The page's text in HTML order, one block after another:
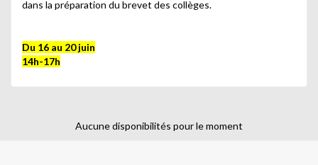
dans la préparation du brevet des collèges.
Du 16 au 20 juin
14h-17h
Aucune disponibilités pour le moment